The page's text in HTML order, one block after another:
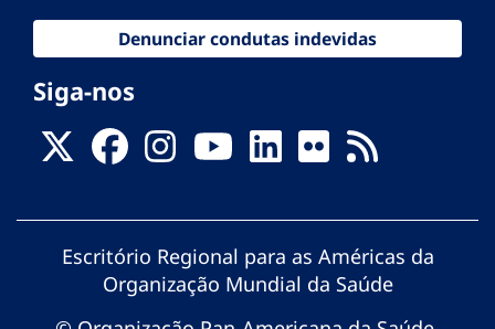
Denunciar condutas indevidas
Siga-nos
Escritório Regional para as Américas da
Organização Mundial da Saúde